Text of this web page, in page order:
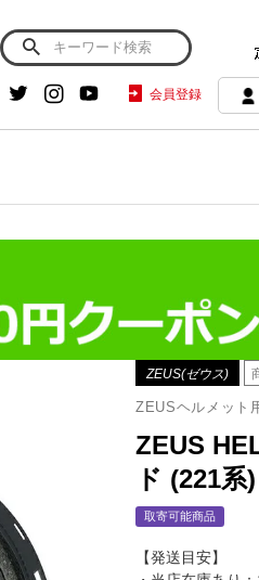
会員登録
ZEUS(ゼウス)
ZEUSヘルメット
ZEUS
ド (221
取寄可能商品
【発送目安】